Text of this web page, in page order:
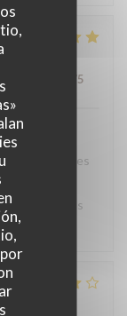
/ Precio /5
carte
sont frais, les
à tous